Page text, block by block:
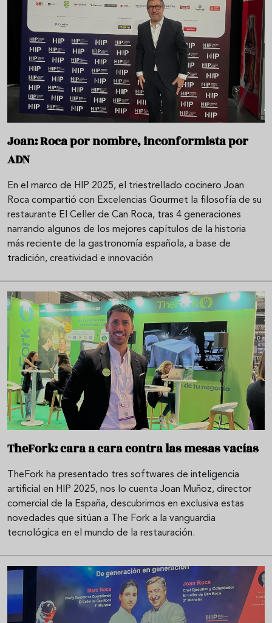
Joan: Roca por nombre, inconformista por
ADN
En el marco de HIP 2025, el triestrellado cocinero Joan
Roca compartió con Excelencias Gourmet la filosofía de su
restaurante El Celler de Can Roca, tras 4 generaciones
narrando algunos de los mejores capítulos de la historia
más reciente de la gastronomía española, a base de
tradición, creatividad e innovación
TheFork: cara a cara contra las mesas vacías
TheFork ha presentado tres softwares de inteligencia
artificial en HIP 2025, nos lo cuenta Joan Muñoz, director
comercial de la España, descubrimos en exclusiva estas
novedades que sitúan a The Fork a la vanguardia
tecnológica en el mundo de la restauración.